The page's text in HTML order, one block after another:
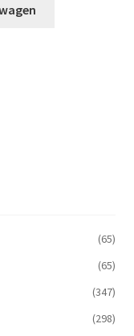
(65)
(65)
(347)
(298)